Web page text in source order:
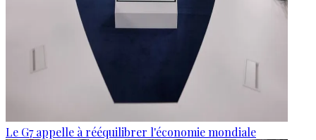
Le G7 appelle à rééquilibrer l'économie mondiale